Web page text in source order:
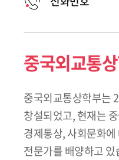
중국외교통
중국외교통상학부는
창설되었고, 현재는
경제통상, 사회문화
전문가를 배양하고